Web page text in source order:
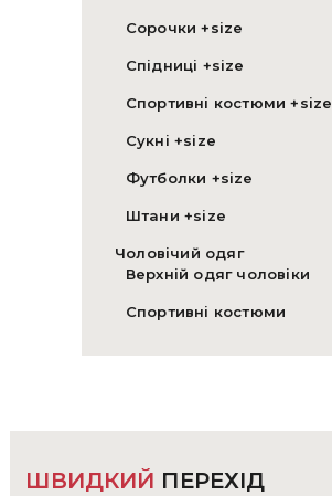
Сорочки +size
Спідниці +size
Спортивні костюми +size
Сукні +size
Футболки +size
Штани +size
Чоловічий одяг
Верхній одяг чоловіки
Спортивні костюми
ШВИДКИЙ ПЕРЕХІД